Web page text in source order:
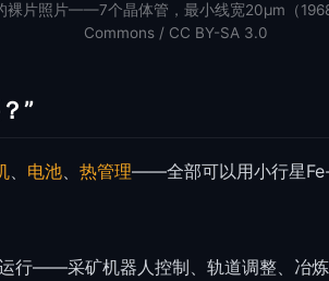
裸片照片——7个晶体管，最小线宽20μm（
Commons / CC BY-SA 3.0
”
、 电池、 热管理——全部可以用小行星Fe-
行——采矿机器人控制、轨道调整、冶